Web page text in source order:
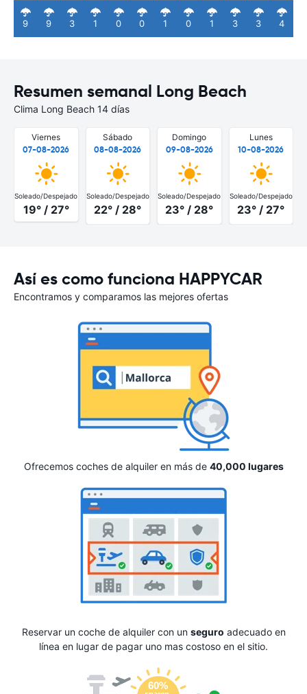
9 9 3 1 0 0 1 0 1 3 3 4
Resumen semanal Long Beach
Clima Long Beach 14 días
Viernes
07-08-2026
Soleado/Despejado
19° / 27°
Sábado
08-08-2026
Soleado/Despejado
22° / 28°
Domingo
09-08-2026
Soleado/Despejado
23° / 28°
Lunes
10-08-2026
Soleado/Despejado
23° / 27°
Así es como funciona HAPPYCAR
Encontramos y comparamos las mejores ofertas
Ofrecemos coches de alquiler en más de 40,000 lugares
Reservar un coche de alquiler con un seguro adecuado en
línea en lugar de pagar uno mas costoso en el sitio.